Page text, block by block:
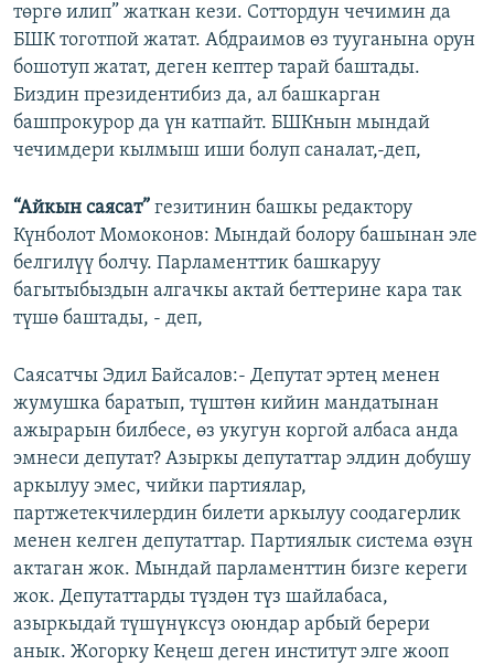
төргө илип” жаткан кези. Соттордун чечимин да
БШК тоготпой жатат. Абдраимов өз тууганына орун
бошотуп жатат, деген кептер тарай баштады.
Биздин президентибиз да, ал башкарган
башпрокурор да үн катпайт. БШКнын мындай
чечимдери кылмыш иши болуп саналат,-деп,
“Айкын саясат” гезитинин башкы редактору
Күнболот Момоконов: Мындай болору башынан эле
белгилүү болчу. Парламенттик башкаруу
багытыбыздын алгачкы актай беттерине кара так
түшө баштады, - деп,
Саясатчы Эдил Байсалов:- Депутат эртең менен
жумушка баратып, түштөн кийин мандатынан
ажырарын билбесе, өз укугун коргой албаса анда
эмнеси депутат? Азыркы депутаттар элдин добушу
аркылуу эмес, чийки партиялар,
партжетекчилердин билети аркылуу соодагерлик
менен келген депутаттар. Партиялык система өзүн
актаган жок. Мындай парламенттин бизге кереги
жок. Депутаттарды түздөн түз шайлабаса,
азыркыдай түшүнүксүз оюндар арбый берери
анык. Жогорку Кеңеш деген институт элге жооп